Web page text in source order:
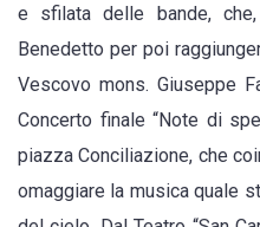
e sfilata delle bande, che,
Benedetto per poi
Vescovo mons. Giuseppe
Concerto finale “Note di
piazza Conciliazione, che
omaggiare la musica quale